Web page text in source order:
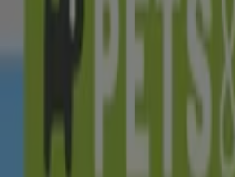
Auto & Fiets
Bouwmarkt & Tuin
Folders, kortingen